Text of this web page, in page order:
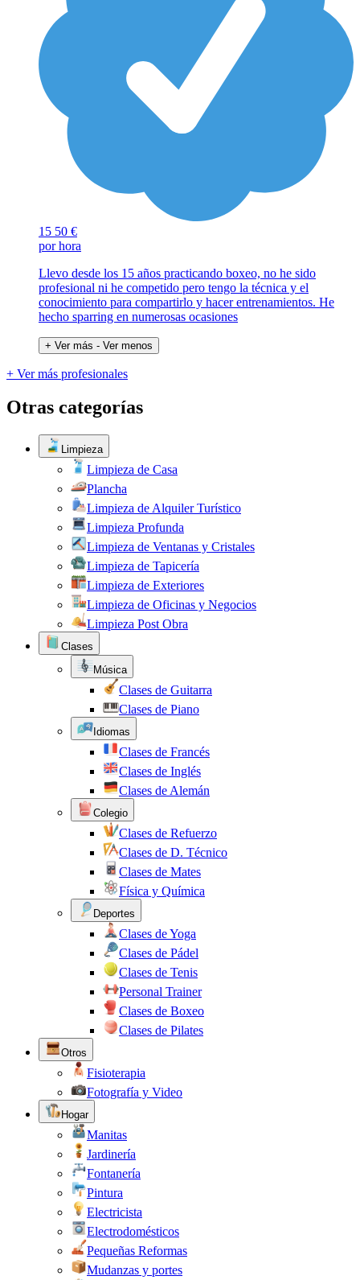
15 50 €
por hora
Llevo desde los 15 años practicando boxeo, no he sido
profesional ni he competido pero tengo la técnica y el
conocimiento para compartirlo y hacer entrenamientos. He
hecho sparring en numerosas ocasiones
+ Ver más - Ver menos
+ Ver más profesionales
Otras categorías
Limpieza
Limpieza de Casa
Plancha
Limpieza de Alquiler Turístico
Limpieza Profunda
Limpieza de Ventanas y Cristales
Limpieza de Tapicería
Limpieza de Exteriores
Limpieza de Oficinas y Negocios
Limpieza Post Obra
Clases
Música
Clases de Guitarra
Clases de Piano
Idiomas
Clases de Francés
Clases de Inglés
Clases de Alemán
Colegio
Clases de Refuerzo
Clases de D. Técnico
Clases de Mates
Física y Química
Deportes
Clases de Yoga
Clases de Pádel
Clases de Tenis
Personal Trainer
Clases de Boxeo
Clases de Pilates
Otros
Fisioterapia
Fotografía y Video
Hogar
Manitas
Jardinería
Fontanería
Pintura
Electricista
Electrodomésticos
Pequeñas Reformas
Mudanzas y portes